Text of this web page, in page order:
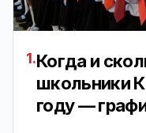
1.Когда и
школьники
году —